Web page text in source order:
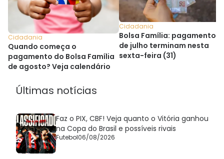
Cidadania
Quando começa o
pagamento do Bolsa Família
de agosto? Veja calendário
Cidadania
Bolsa Família: pagamentos
de julho terminam nesta
sexta-feira (31)
Últimas notícias
Faz o PIX, CBF! Veja quanto o Vitória ganhou
na Copa do Brasil e possíveis rivais
Futebol06/08/2026